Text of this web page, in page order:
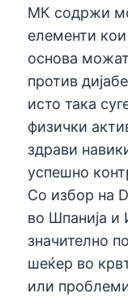
МК содржи
елементи кои
основа
против
исто така
физички
здрави
успешно
Со избор на
во Шпанија и
значително
шеќер во
или